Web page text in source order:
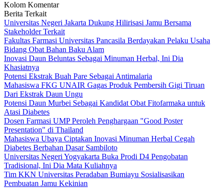
Kolom Komentar
Berita Terkait
Universitas Negeri Jakarta Dukung Hilirisasi Jamu Bersama
Stakeholder Terkait
Fakultas Farmasi Universitas Pancasila Berdayakan Pelaku Usaha
Bidang Obat Bahan Baku Alam
Inovasi Daun Beluntas Sebagai Minuman Herbal, Ini Dia
Khasiatnya
Potensi Ekstrak Buah Pare Sebagai Antimalaria
Mahasiswa FKG UNAIR Gagas Produk Pembersih Gigi Tiruan
Dari Ekstrak Daun Ungu
Potensi Daun Murbei Sebagai Kandidat Obat Fitofarmaka untuk
Atasi Diabetes
Dosen Farmasi UMP Peroleh Penghargaan "Good Poster
Presentation" di Thailand
Mahasiswa Ubaya Ciptakan Inovasi Minuman Herbal Cegah
Diabetes Berbahan Dasar Sambiloto
Universitas Negeri Yogyakarta Buka Prodi D4 Pengobatan
Tradisional, Ini Dia Mata Kuliahnya
Tim KKN Universitas Peradaban Bumiayu Sosialisasikan
Pembuatan Jamu Kekinian